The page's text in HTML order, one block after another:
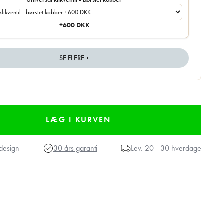
+600 DKK
SE FLERE +
30 års garanti Lev. 20 - 30 hverdage